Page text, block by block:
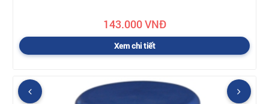
143.000 VNĐ
Xem chi tiết